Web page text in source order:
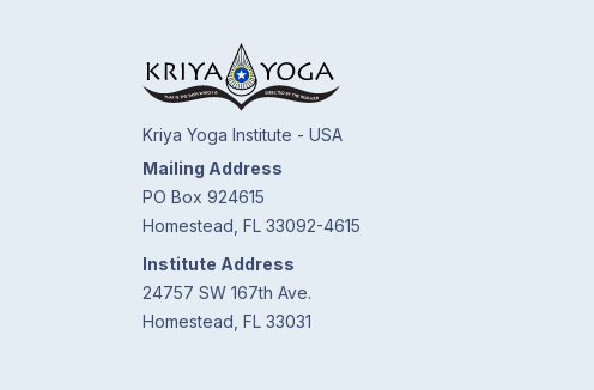
Kriya Yoga Institute - USA
Mailing Address
PO Box 924615
Homestead, FL 33092-4615
Institute Address
24757 SW 167th Ave.
Homestead, FL 33031